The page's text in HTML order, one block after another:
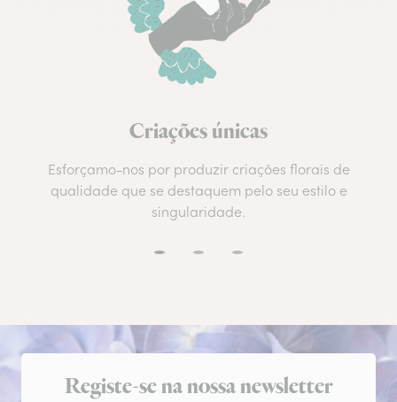
Criações únicas
Esforçamo-nos por produzir criações florais de
qualidade que se destaquem pelo seu estilo e
singularidade.
Subscrição da newsletter
Registe-se na nossa newsletter